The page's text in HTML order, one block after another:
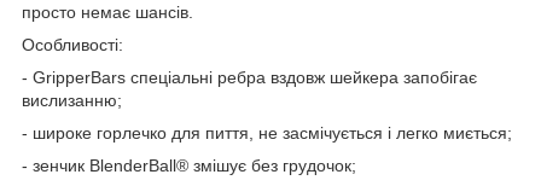
просто немає шансів.
Особливості:
- GripperBars спеціальні ребра вздовж шейкера запобігає
вислизанню;
- широке горлечко для пиття, не засмічується і легко миється;
- зенчик BlenderBall® змішує без грудочок;